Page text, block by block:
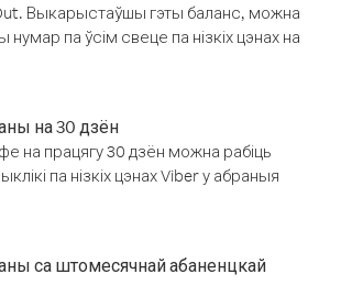
Выкарыстаўшы гэты баланс, можна
нумар па ўсім свеце па нізкіх цэнах на
на 30 дзён
на працягу 30 дзён можна рабіць
па нізкіх цэнах Viber у абраныя
са штомесячнай абаненцкай